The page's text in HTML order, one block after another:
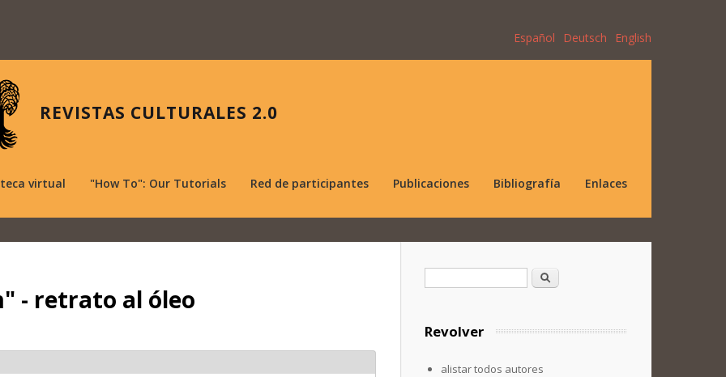
Español Deutsch English
REVISTAS CULTURALES 2.0
virtual "How To": Our Tutorials Red de participantes Publicaciones Bibliografía Enlaces
- retrato al óleo
Formulario de búsqueda
Buscar
Revolver
alistar todos autores